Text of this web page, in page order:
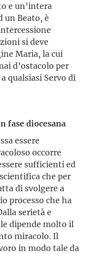
e un’intera
un Beato, è
si deve
Maria, la cui
d’ostacolo per
qualsiasi Servo di
fase diocesana
essere
occorre
sufficienti ed
che per
di svolgere a
processo che ha
serietà e
dipende molto il
miracolo. Il
in modo tale da